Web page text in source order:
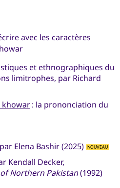
avec les caractères
et ethnographiques du
limitrophes, par Richard
khowar: la prononciation du
Elena Bashir (2025) NOUVEAU
Kendall Decker,
Northern Pakistan(1992)